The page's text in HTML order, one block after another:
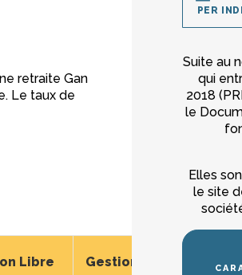
retraite Gan
Le taux de
Libre Gestion Pilotée
PER
Suite au
qui
2018
le
Elles
le site